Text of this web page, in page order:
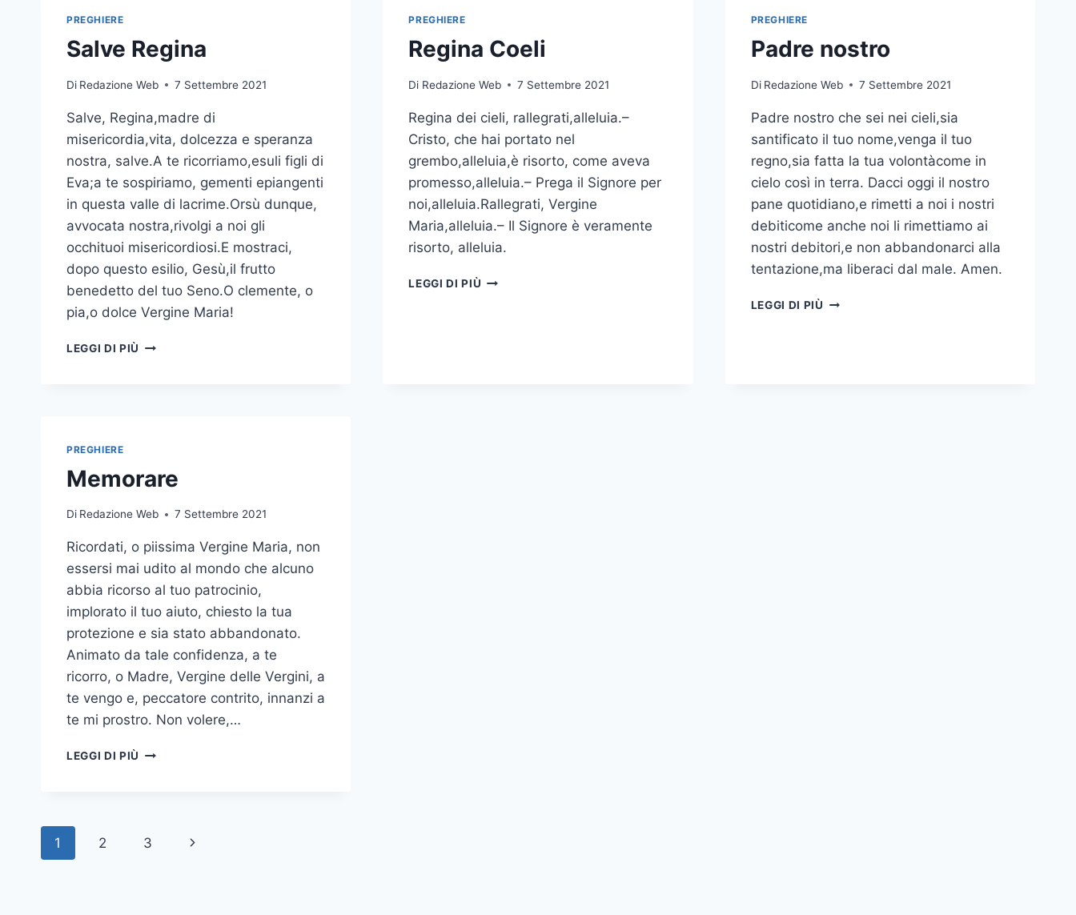
PREGHIERE
Salve Regina
Di Redazione Web 7 Settembre 2021
Salve, Regina,madre di
misericordia,vita, dolcezza e speranza
nostra, salve.A te ricorriamo,esuli figli di
Eva;a te sospiriamo, gementi epiangenti
in questa valle di lacrime.Orsù dunque,
avvocata nostra,rivolgi a noi gli
occhituoi misericordiosi.E mostraci,
dopo questo esilio, Gesù,il frutto
benedetto del tuo Seno.O clemente, o
pia,o dolce Vergine Maria!
LEGGI DI PIÙ
PREGHIERE
Regina Coeli
Di Redazione Web 7 Settembre 2021
Regina dei cieli, rallegrati,alleluia.–
Cristo, che hai portato nel
grembo,alleluia,è risorto, come aveva
promesso,alleluia.– Prega il Signore per
noi,alleluia.Rallegrati, Vergine
Maria,alleluia.– Il Signore è veramente
risorto, alleluia.
LEGGI DI PIÙ
PREGHIERE
Padre nostro
Di Redazione Web 7 Settembre 2021
Padre nostro che sei nei cieli,sia
santificato il tuo nome,venga il tuo
regno,sia fatta la tua volontàcome in
cielo così in terra. Dacci oggi il nostro
pane quotidiano,e rimetti a noi i nostri
debiticome anche noi li rimettiamo ai
nostri debitori,e non abbandonarci alla
tentazione,ma liberaci dal male. Amen.
LEGGI DI PIÙ
PREGHIERE
Memorare
Di Redazione Web 7 Settembre 2021
Ricordati, o piissima Vergine Maria, non
essersi mai udito al mondo che alcuno
abbia ricorso al tuo patrocinio,
implorato il tuo aiuto, chiesto la tua
protezione e sia stato abbandonato.
Animato da tale confidenza, a te
ricorro, o Madre, Vergine delle Vergini, a
te vengo e, peccatore contrito, innanzi a
te mi prostro. Non volere,…
LEGGI DI PIÙ
1 2 3